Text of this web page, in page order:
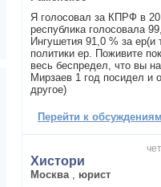
Я голосовал за КПРФ в
республика голосовала
Ингушетия 91,0 % за
политики ер. Поживите
весь беспредел, что вы
Мирзаев 1 год посидел и
другое)
Перейти к
Хистори
Москва
юрист